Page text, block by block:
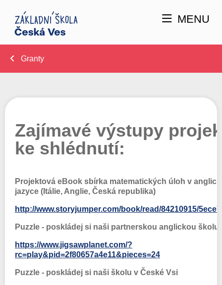
MENU
Granty
Zajímavé výstupy
ke shlédnutí:
Projektová eBook sbírka matematických úloh v
jazyce (Itálie, Anglie, Česká republika)
http://www.storyjumper.com/book/read/84210915/
Puzzle - poskládej si naši partnerskou anglickou školu
https://www.jigsawplanet.com/?
rc=play&pid=2f80657a4e11&pieces=24
Puzzle - poskládej si naši školu v České Vsi